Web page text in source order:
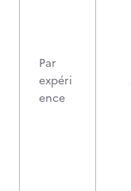
Par
expéri
ence